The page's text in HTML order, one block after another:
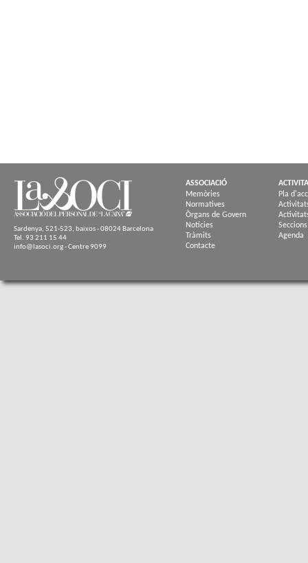
Sardenya, 521-523, baixos - 08024 Barcelona
Tel. 93 211 15 44
info@lasoci.org - Centre 9099
ASSOCIACIÓ
Memòries
Normatives
Òrgans de Govern
Notícies
Tràmits
Contacte
Pla
Seccions
Agenda